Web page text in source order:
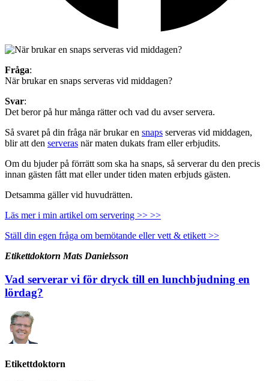
Fråga:
När brukar en snaps serveras vid middagen?
Svar:
Det beror på hur många rätter och vad du avser servera.
Så svaret på din fråga när brukar en snaps serveras vid middagen,
blir att den serveras när maten dukats fram eller erbjudits.
Om du bjuder på förrätt som ska ha snaps, så serverar du den precis
innan gästen fått mat eller under tiden maten erbjuds gästen.
Detsamma gäller vid huvudrätten.
Läs mer i min artikel om servering >> >>
Ställ din egen fråga om bemötande eller vett & etikett >>
Etikettdoktorn Mats Danielsson
Vad serverar vi för dryck till en lunchbjudning en
lördag?
Etikettdoktorn